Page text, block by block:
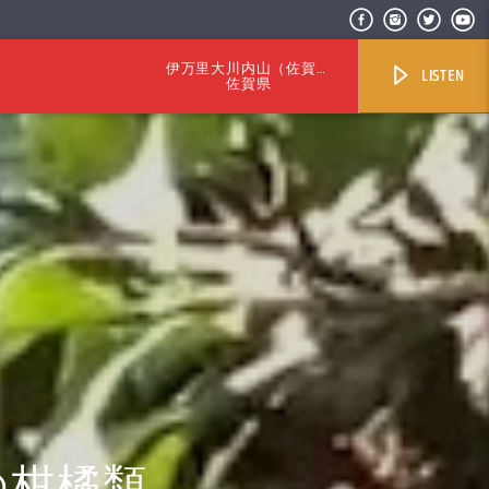
LISTEN
伊万里大川内山（佐賀県
伊万里市）B
佐賀県